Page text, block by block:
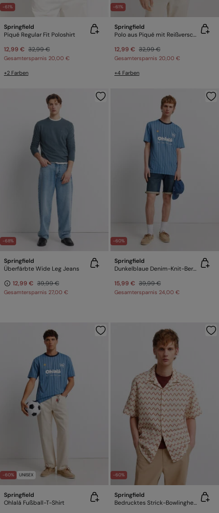
-61%
Springfield
Piqué Regular Fit Poloshirt
12,99 € 32,99 €
Gesamtersparnis 20,00 €
+2 Farben
-61%
Springfield
Polo aus Piqué mit Reißverschluss Regular Fit
12,99 € 32,99 €
Gesamtersparnis 20,00 €
+4 Farben
-68%
Springfield
Überfärbte Wide Leg Jeans
12,99 € 39,99 €
Gesamtersparnis 27,00 €
-60%
Springfield
Dunkelblaue Denim-Knit-Bermudas
15,99 € 39,99 €
Gesamtersparnis 24,00 €
-60% UNISEX
Springfield
Ohlalá Fußball-T-Shirt
-60%
Springfield
Bedrucktes Strick-Bowlinghemd